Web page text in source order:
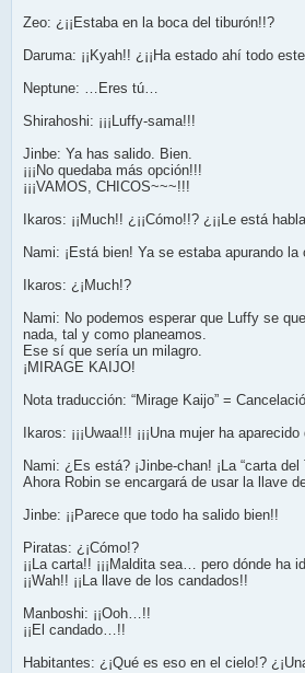
Zeo: ¿¡¡Estaba en la boca del tiburón!!?
Daruma: ¡¡Kyah!! ¿¡¡Ha estado ahí todo
Neptune: …Eres tú…
Shirahoshi: ¡¡¡Luffy-sama!!!
Jinbe: Ya has salido. Bien.
¡¡¡No quedaba más opción!!!
¡¡¡VAMOS, CHICOS~~~!!!
Ikaros: ¡¡Much!! ¿¡¡Cómo!!? ¿¡¡Le está
Nami: ¡Está bien! Ya se estaba apurando la
Ikaros: ¿¡Much!?
Nami: No podemos esperar que Luffy se
nada, tal y como planeamos.
Ese sí que sería un milagro.
¡MIRAGE KAIJO!
Nota traducción: “Mirage Kaijo” =
Ikaros: ¡¡¡Uwaa!!! ¡¡¡Una mujer ha
Nami: ¿Es está? ¡Jinbe-chan! ¡La “carta del
Ahora Robin se encargará de usar la llave
Jinbe: ¡¡Parece que todo ha salido bien!!
Piratas: ¿¡Cómo!?
¡¡La carta!! ¡¡¡Maldita sea… pero dónde ha
¡¡Wah!! ¡¡La llave de los candados!!
Manboshi: ¡¡Ooh…!!
¡¡El candado…!!
Habitantes: ¿¡Qué es eso en el cielo!?